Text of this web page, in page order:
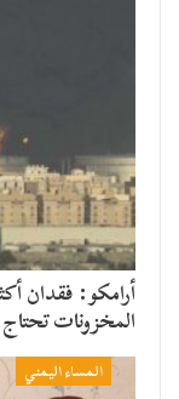
المخزونات تحتاج 18 شهرا
المساء اليمني